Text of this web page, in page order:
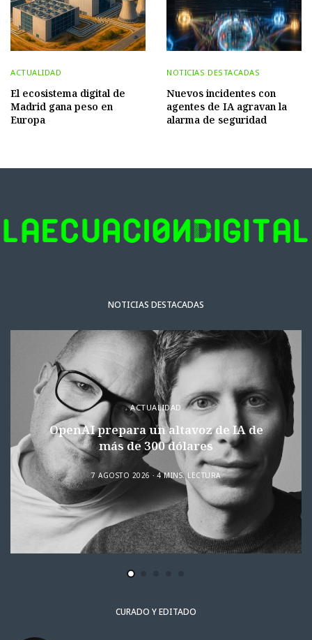
ACTUALIDAD
El ecosistema digital de
Madrid gana peso en
Europa
NOTICIAS DESTACADAS
Nuevos incidentes con
agentes de IA agravan la
alarma de seguridad
NOTICIAS DESTACADAS
ACTUALIDAD
OpenAI prepara un altavoz de IA de
más de 300 dólares
7 AGOSTO 2026 4 MINS. LECTURA
CURADO Y EDITADO